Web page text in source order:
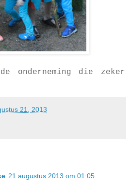
onderneming die zeker
21, 2013
21 augustus 2013 om 01:05